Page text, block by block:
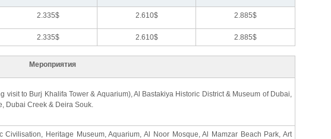
2.335$ 2.610$ 2.885$
2.335$ 2.610$ 2.885$
Мероприятия
to Burj Khalifa Tower & Aquarium), Al Bastakiya Historic District & Museum of Dubai,
Dubai Creek & Deira Souk.
Heritage Museum, Aquarium, Al Noor Mosque, Al Mamzar Beach Park, Art